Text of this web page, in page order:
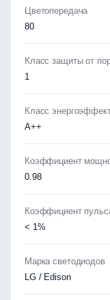
Цветопередача
80
Класс защиты от
1
Класс
А++
Коэффициент
0.98
Коэффициент
< 1%
Марка светодиодов
LG / Edison